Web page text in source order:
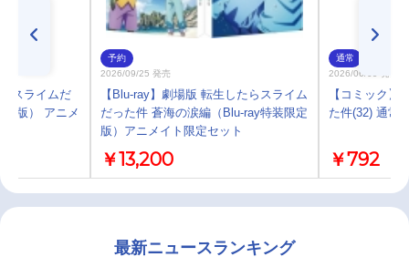
スライムだ
版） アニメ
予約
2026/09/25 発売
【Blu-ray】劇場版 転生したらスライム
だった件 蒼海の涙編（Blu-ray特装限定
版）アニメイト限定セット
￥13,200
通常
2026/06/09 発売
【コミック】
た件(32) 通常
￥792
最新ニュースランキング